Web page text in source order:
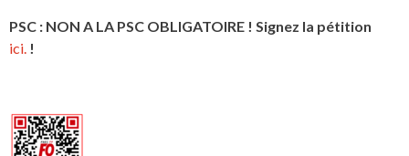
PSC : NON A LA PSC OBLIGATOIRE ! Signez la pétition
ici. !